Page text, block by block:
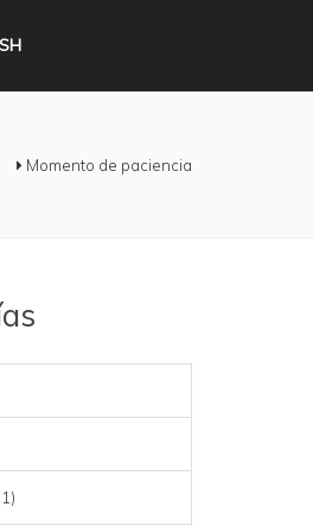
Momento de paciencia